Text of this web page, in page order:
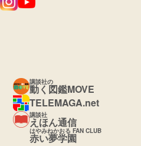
講談社の
動く図鑑MOVE
TELEMAGA.net
講談社
えほん通信
はやみねかおる FAN CLUB
赤い夢学園